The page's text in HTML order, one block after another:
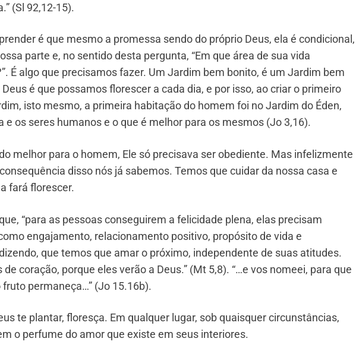
(Sl 92,12-15).
é que mesmo a promessa sendo do próprio Deus, ela é condicional,
parte e, no sentido desta pergunta, “Em que área de sua vida
É algo que precisamos fazer. Um Jardim bem bonito, é um Jardim bem
é que possamos florescer a cada dia, e por isso, ao criar o primeiro
isto mesmo, a primeira habitação do homem foi no Jardim do Éden,
e os seres humanos e o que é melhor para os mesmos (Jo 3,16).
melhor para o homem, Ele só precisava ser obediente. Mas infelizmente
disso nós já sabemos. Temos que cuidar da nossa casa e
fará florescer.
“para as pessoas conseguirem a felicidade plena, elas precisam
engajamento, relacionamento positivo, propósito de vida e
que temos que amar o próximo, independente de suas atitudes.
coração, porque eles verão a Deus.” (Mt 5,8). “…e vos nomeei, para que
permaneça…” (Jo 15.16b).
te plantar, floresça. Em qualquer lugar, sob quaisquer circunstâncias,
o perfume do amor que existe em seus interiores.